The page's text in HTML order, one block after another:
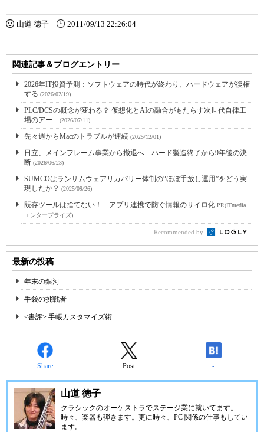
山道 徳子 2011/09/13 22:26:04
関連記事＆ブログエントリー
2026年IT投資予測：ソフトウェアの時代が終わり、ハードウェアが復権
する (2026/02/19)
PLC/DCSの概念が変わる？ 仮想化とAIの融合がもたらす次世代自律工
場のアー... (2026/07/11)
先々週からMacのトラブルが連続 (2025/12/01)
日立、メインフレーム事業から撤退へ ハード製造終了から9年後の決
断 (2026/06/23)
SUMCOはランサムウェアリカバリー体制の“ほぼ手放し運用”をどう実
現したか？ (2025/09/26)
既存ツールは捨てない！ アプリ連携で防ぐ情報のサイロ化 PR(ITmedia
エンタープライズ)
Recommended by
最新の投稿
年末の銀河
手袋の挑戦者
<書評> 手帳カスタマイズ術
Share Post -
山道 徳子
クラシックのオーケストラでステージ業に就いてます。
時々、楽器も弾きます。更に時々、PC 関係の仕事もしてい
ます。